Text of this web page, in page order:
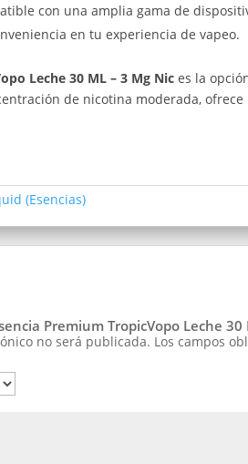
con una amplia gama de
en tu experiencia de vapeo.
Leche 30 ML – 3 Mg Nic es la
de nicotina moderada,
(Esencias)
Premium TropicVopo Leche 30
no será publicada. Los campos